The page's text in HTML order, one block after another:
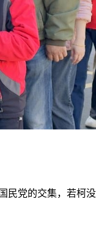
民党的交集，若柯